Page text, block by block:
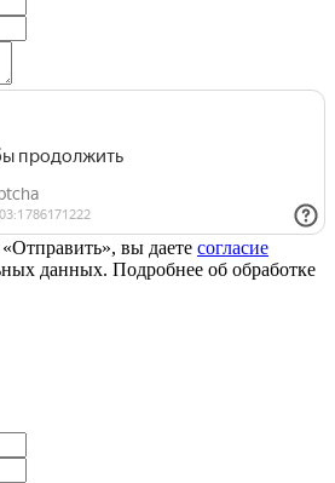
вы даете согласие
данных. Подробнее об обработке